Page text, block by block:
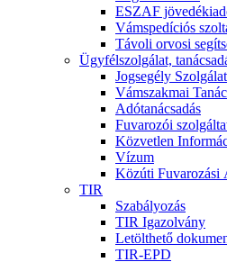
ESZAF
Vámspedíciós
Távoli orvosi
Ügyfélszolgálat,
Jogsegély Szolgálat
Vámszakmai
Adótanácsadás
Fuvarozói
Közvetlen
Vízum
Közúti Fuvarozási
TIR
Szabályozás
TIR Igazolvány
Letölthető
TIR-EPD